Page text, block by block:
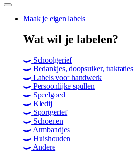
menu
Maak je eigen labels
Wat wil je labelen?
Schoolgerief
Bedankjes, doopsuiker, traktaties
Labels voor handwerk
Persoonlijke spullen
Speelgoed
Kledij
Sportgerief
Schoenen
Armbandjes
Huishouden
Andere